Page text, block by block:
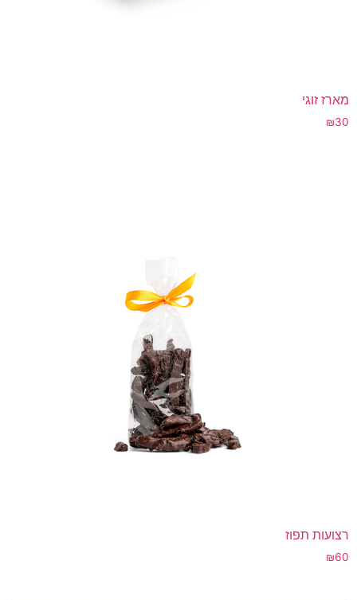
מארז זוגי
₪30
רצועות תפוז
₪60